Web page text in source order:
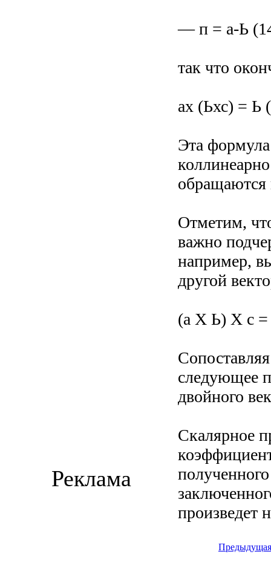
— п = а-Ь
так что
ах (Ьхс) = Ь
Эта формула
обращаются
Отметим,
важно
например,
другой
(а X Ь) X с
следующее
двойного
Скалярное
произведет
Предыдущая
Реклама